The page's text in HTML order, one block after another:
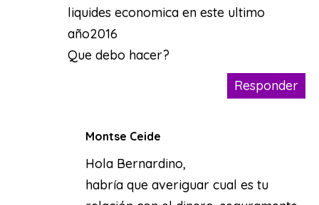
liquides economica en este ultimo
año2016
Que debo hacer?
Responder
Montse Ceide
Hola Bernardino,
habría que averiguar cual es tu